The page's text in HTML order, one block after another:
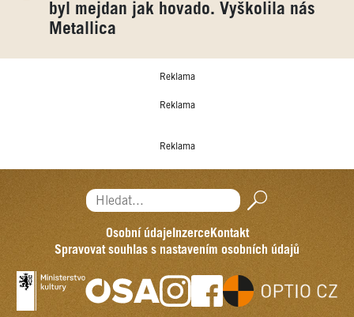
byl mejdan jak hovado. Vyškolila nás
Metallica
Reklama
Reklama
Reklama
Hledat...
Osobní údajeInzerceKontakt
Spravovat souhlas s nastavením osobních údajů